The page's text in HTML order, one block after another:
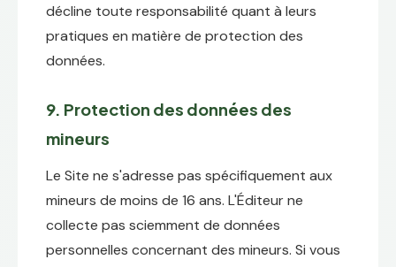
décline toute responsabilité quant à leurs
pratiques en matière de protection des
données.
9. Protection des données des
mineurs
Le Site ne s'adresse pas spécifiquement aux
mineurs de moins de 16 ans. L'Éditeur ne
collecte pas sciemment de données
personnelles concernant des mineurs. Si vous